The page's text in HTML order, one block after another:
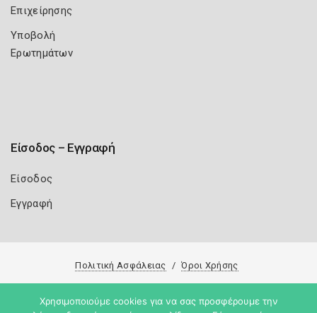
Επιχείρησης
Υποβολή
Ερωτημάτων
Είσοδος – Εγγραφή
Είσοδος
Εγγραφή
Πολιτική Ασφάλειας Όροι Χρήσης
Copyright 2026 Knowledge A.E.
Χρησιμοποιούμε cookies για να σας προσφέρουμε την